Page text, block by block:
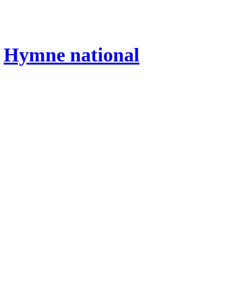
Hymne national